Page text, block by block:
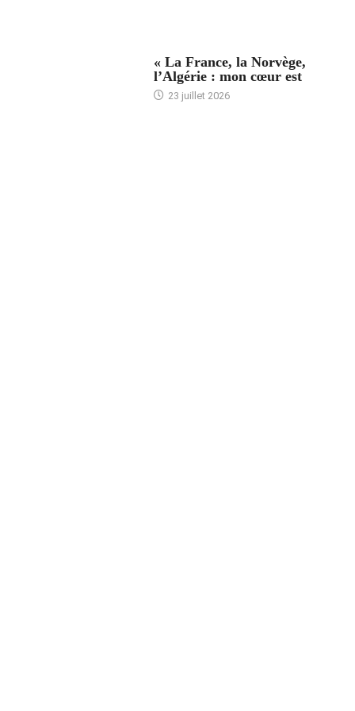
« La France, la Norvège,
l’Algérie : mon cœur est
23 juillet 2026